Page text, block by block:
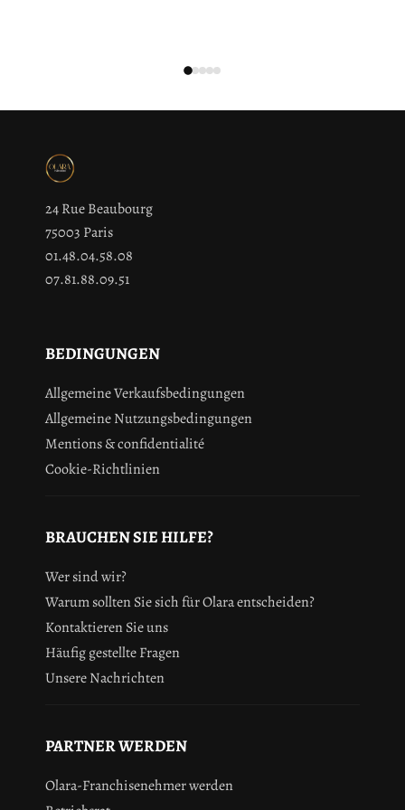
24 Rue Beaubourg
75003 Paris
01.48.04.58.08
07.81.88.09.51
BEDINGUNGEN
Allgemeine Verkaufsbedingungen
Allgemeine Nutzungsbedingungen
Mentions & confidentialité
Cookie-Richtlinien
BRAUCHEN SIE HILFE?
Wer sind wir?
Warum sollten Sie sich für Olara entscheiden?
Kontaktieren Sie uns
Häufig gestellte Fragen
Unsere Nachrichten
PARTNER WERDEN
Olara-Franchisenehmer werden